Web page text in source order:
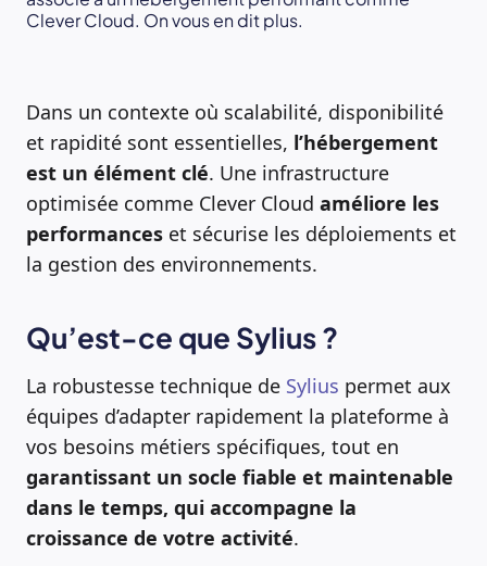
Clever Cloud. On vous en dit plus.
Dans un contexte où scalabilité, disponibilité
et rapidité sont essentielles, l’hébergement
est un élément clé. Une infrastructure
optimisée comme Clever Cloud améliore les
performances et sécurise les déploiements et
la gestion des environnements.
Qu’est-ce que Sylius ?
La robustesse technique de Sylius permet aux
équipes d’adapter rapidement la plateforme à
vos besoins métiers spécifiques, tout en
garantissant un socle fiable et maintenable
dans le temps, qui accompagne la
croissance de votre activité.